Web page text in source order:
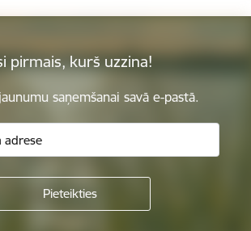
pirmais, kurš uzzina!
saņemšanai savā e-pastā.